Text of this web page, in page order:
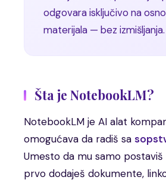
odgovara isključivo na
materijala — bez izmišljanja.
Šta je NotebookLM?
NotebookLM je AI alat
omogućava da radiš sa
Umesto da mu samo
prvo dodaješ dokumente,